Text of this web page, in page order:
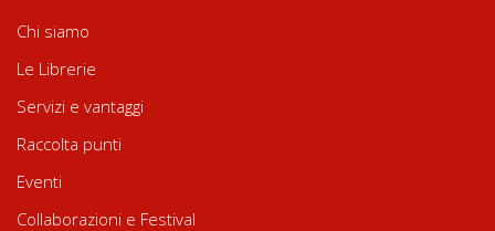
Chi siamo
Le Librerie
Servizi e vantaggi
Raccolta punti
Eventi
Collaborazioni e Festival